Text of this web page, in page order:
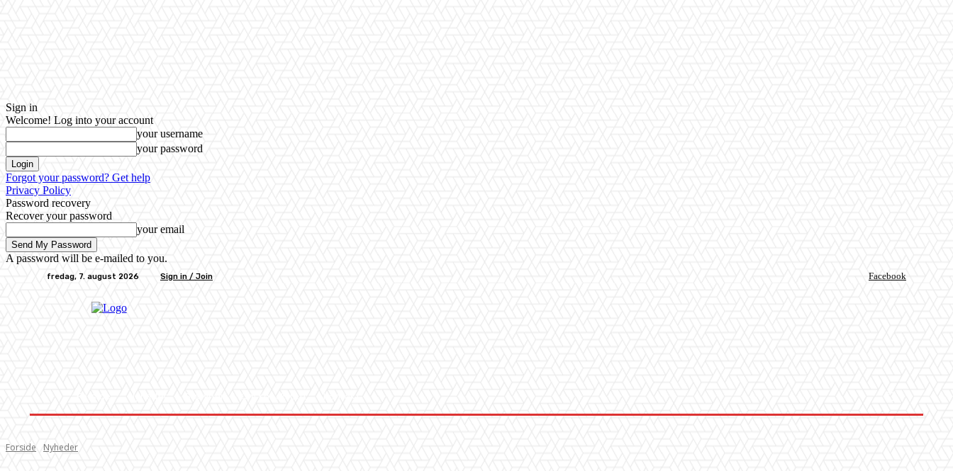
Sign in
Welcome! Log into your account
your username
your password
Forgot your password? Get help
Privacy Policy
Password recovery
Recover your password
your email
A password will be e-mailed to you.
fredag, 7. august 2026 Sign in / Join Facebook
Forside Nyheder